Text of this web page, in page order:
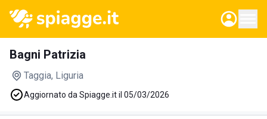
Bagni Patrizia
Taggia, Liguria
Aggiornato da Spiagge.it il 05/03/2026